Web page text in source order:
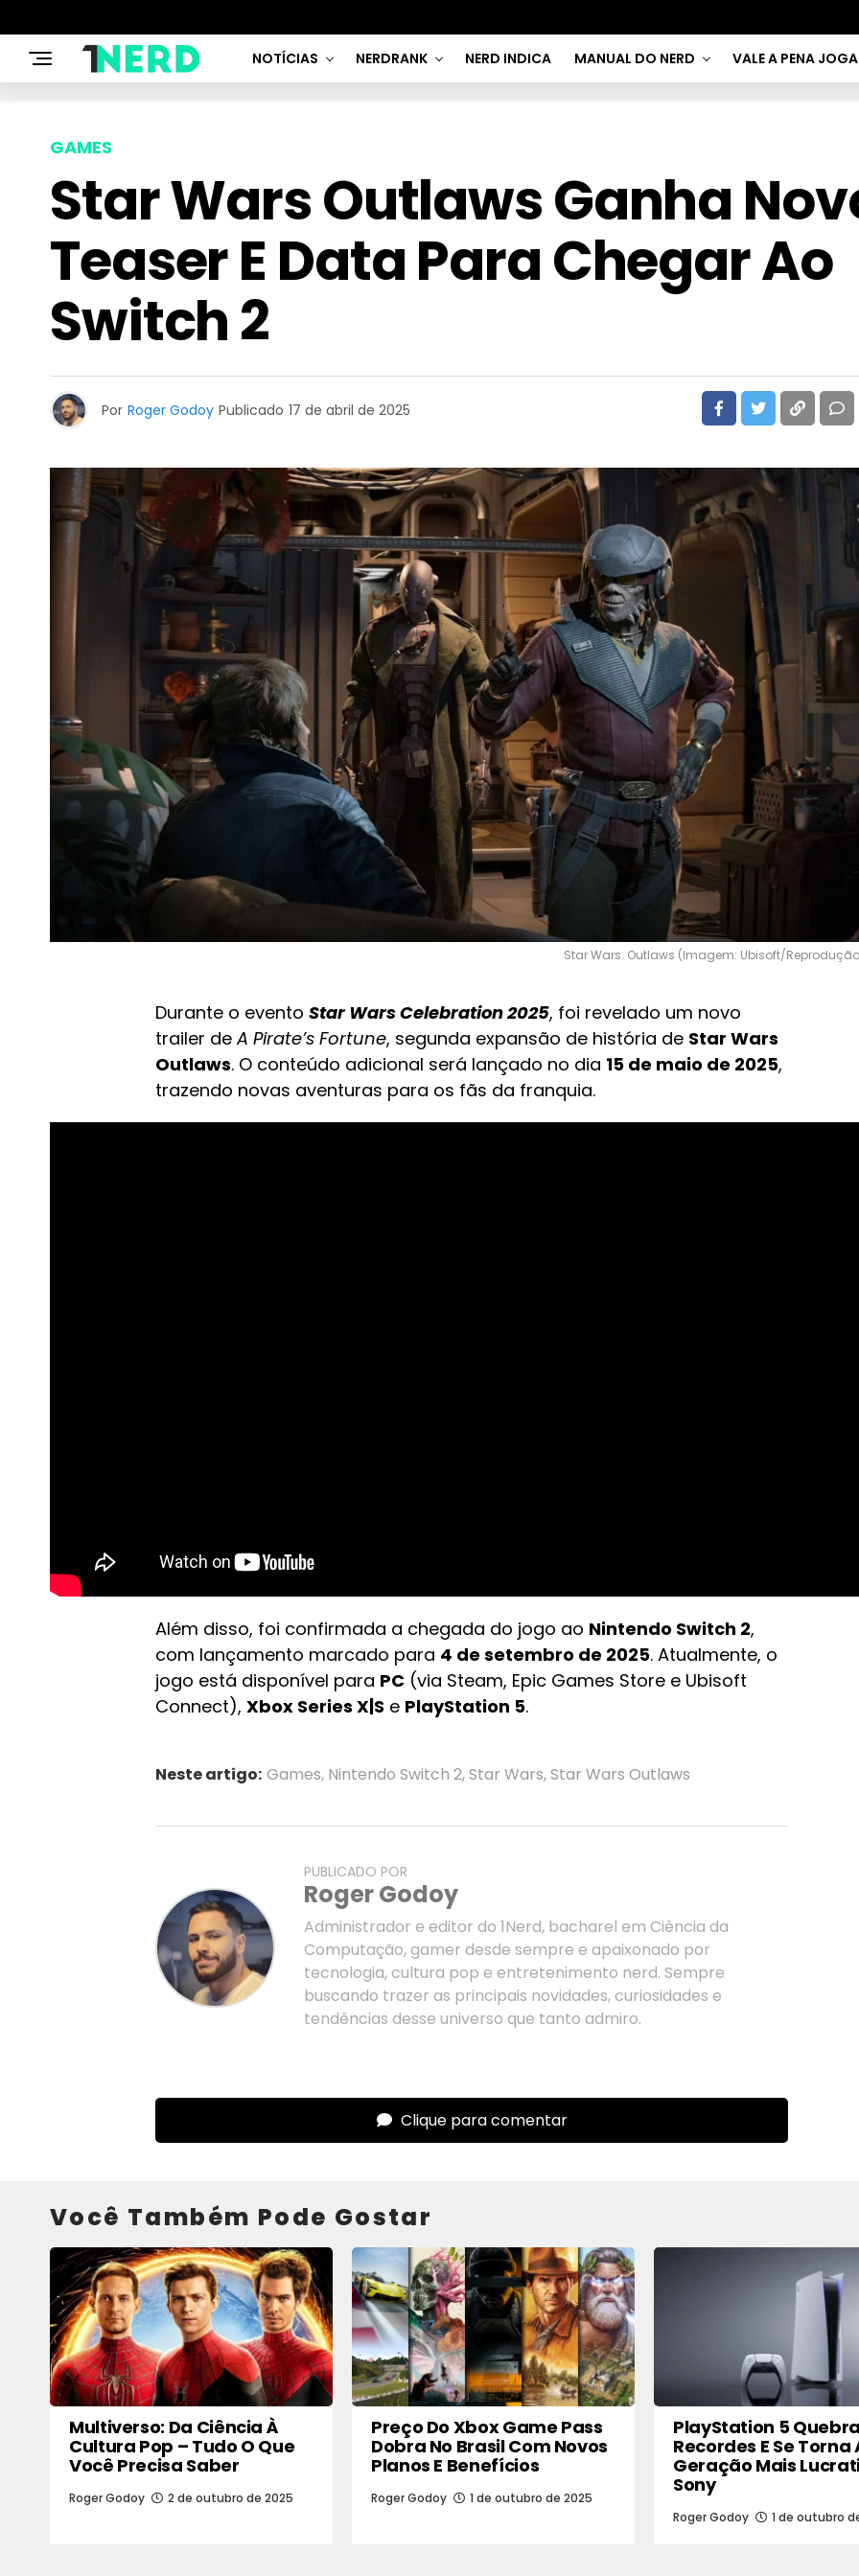
NOTÍCIAS NERDRANK NERD INDICA MANUAL DO NERD VALE A PENA
GAMES
Star Wars Outlaws Ganha
Teaser E Data Para Chegar Ao
Switch 2
Por Roger Godoy Publicado 17 de abril de 2025
Star Wars: Outlaws (Imagem: Ubisoft/
Durante o evento Star Wars Celebration 2025, foi revelado um novo
trailer deA Pirate’s Fortune, segunda expansão de história de Star Wars
Outlaws. O conteúdo adicional será lançado no dia 15 de maio de 2025,
trazendo novas aventuras para os fãs da franquia.
Além disso, foi confirmada a chegada do jogo ao Nintendo Switch 2,
com lançamento marcado para 4 de setembro de 2025. Atualmente, o
jogo está disponível para PC (via Steam, Epic Games Store e Ubisoft
Connect), Xbox Series X|S e PlayStation 5.
Neste artigo: Games, Nintendo Switch 2,Star Wars,Star Wars Outlaws
PUBLICADO POR
Roger Godoy
Administrador e editor do 1Nerd, bacharel em Ciência da
Computação, gamer desde sempre e apaixonado por
tecnologia, cultura pop e entretenimento nerd. Sempre
buscando trazer as principais novidades, curiosidades e
tendências desse universo que tanto admiro.
Clique para comentar
Você Também Pode Gostar
Multiverso: Da Ciência À
Cultura Pop – Tudo O Que
Você Precisa Saber
Roger Godoy 2 de outubro de 2025
Preço Do Xbox Game Pass
Dobra No Brasil Com Novos
Planos E Benefícios
Roger Godoy 1 de outubro de 2025
PlayStation 5
Recordes E Se Torna
Geração Mais
Sony
Roger Godoy 1 de outubro